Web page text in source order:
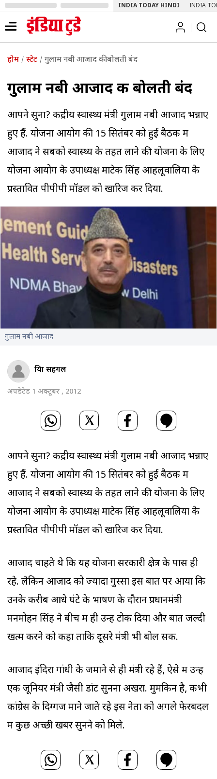
INDIA TODAY HINDI INDIA
होम स्टेट गुलाम नबी आजाद की बोलती बंद
गुलाम नबी आजाद की बोलती बंद
आपने सुना? केंद्रीय स्वास्थ्य मंत्री गुलाम नबी आजाद भन्नाए
हुए हैं. योजना आयोग की 15 सितंबर को हुई बैठक में
आजाद ने सबको स्वास्थ्य के तहत लाने की योजना के लिए
योजना आयोग के उपाध्यक्ष मोंटेक सिंह आहलूवालिया के
प्रस्तावित पीपीपी मॉडल को खारिज कर दिया.
गुलाम नबी आजाद
प्रिया सहगल
अपडेटेड 1 अक्टूबर , 2012
आपने सुना? केंद्रीय स्वास्थ्य मंत्री गुलाम नबी आजाद भन्नाए
हुए हैं. योजना आयोग की 15 सितंबर को हुई बैठक में
आजाद ने सबको स्वास्थ्य के तहत लाने की योजना के लिए
योजना आयोग के उपाध्यक्ष मोंटेक सिंह आहलूवालिया के
प्रस्तावित पीपीपी मॉडल को खारिज कर दिया.
आजाद चाहते थे कि यह योजना सरकारी क्षेत्र के पास ही
रहे. लेकिन आजाद को ज्यादा गुस्सा इस बात पर आया कि
उनके करीब आधे घंटे के भाषण के दौरान प्रधानमंत्री
मनमोहन सिंह ने बीच में ही उन्हें टोक दिया और बात जल्दी
खत्म करने को कहा ताकि दूसरे मंत्री भी बोल सकें.
आजाद इंदिरा गांधी के जमाने से ही मंत्री रहे हैं, ऐसे में उन्हें
एक जूनियर मंत्री जैसी डांट सुनना अखरा. मुमकिन है, कभी
कांग्रेस के दिग्गज माने जाते रहे इस नेता को अगले फेरबदल
में कुछ अच्छी खबर सुनने को मिले.